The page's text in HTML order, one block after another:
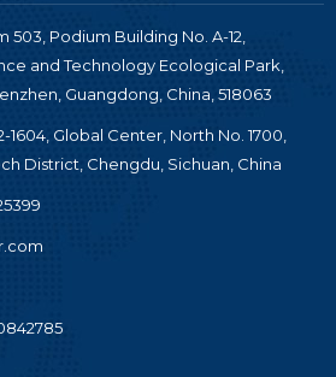
503, Podium Building No. A-12,
and Technology Ecological Park,
Guangdong, China, 518063
1604, Global Center, North No. 1700,
District, Chengdu, Sichuan, China